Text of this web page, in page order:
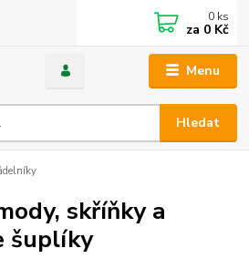
Menu
Hledat
0 ks
za 0 Kč
skříňky a
šuplíky